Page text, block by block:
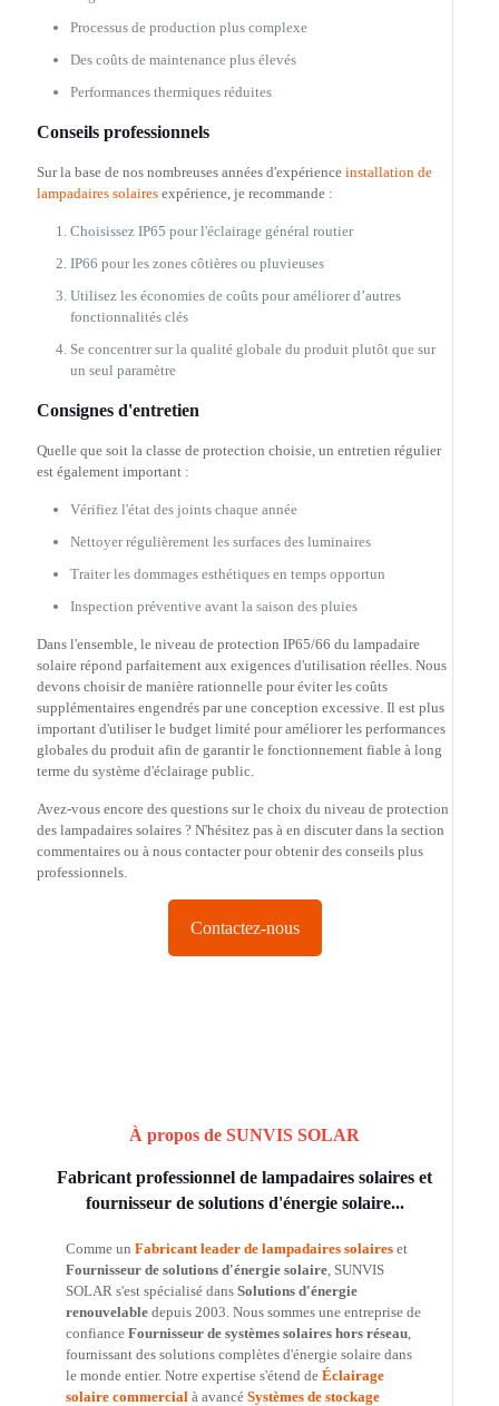
Processus de production plus complexe
Des coûts de maintenance plus élevés
Performances thermiques réduites
Conseils professionnels
Sur la base de nos nombreuses années d'expérience installation de
lampadaires solaires expérience, je recommande :
Choisissez IP65 pour l'éclairage général routier
IP66 pour les zones côtières ou pluvieuses
Utilisez les économies de coûts pour améliorer d’autres
fonctionnalités clés
Se concentrer sur la qualité globale du produit plutôt que sur
un seul paramètre
Consignes d'entretien
Quelle que soit la classe de protection choisie, un entretien régulier
est également important :
Vérifiez l'état des joints chaque année
Nettoyer régulièrement les surfaces des luminaires
Traiter les dommages esthétiques en temps opportun
Inspection préventive avant la saison des pluies
Dans l'ensemble, le niveau de protection IP65/66 du lampadaire
solaire répond parfaitement aux exigences d'utilisation réelles. Nous
devons choisir de manière rationnelle pour éviter les coûts
supplémentaires engendrés par une conception excessive. Il est plus
important d'utiliser le budget limité pour améliorer les performances
globales du produit afin de garantir le fonctionnement fiable à long
terme du système d'éclairage public.
Avez-vous encore des questions sur le choix du niveau de protection
des lampadaires solaires ? N'hésitez pas à en discuter dans la section
commentaires ou à nous contacter pour obtenir des conseils plus
professionnels.
Contactez-nous
À propos de SUNVIS SOLAR
Fabricant professionnel de lampadaires solaires et
fournisseur de solutions d'énergie solaire...
Comme un Fabricant leader de lampadaires solaires et
Fournisseur de solutions d'énergie solaire, SUNVIS
SOLAR s'est spécialisé dans Solutions d'énergie
renouvelable depuis 2003. Nous sommes une entreprise de
confiance Fournisseur de systèmes solaires hors réseau,
fournissant des solutions complètes d'énergie solaire dans
le monde entier. Notre expertise s'étend de Éclairage
solaire commercial à avancé Systèmes de stockage